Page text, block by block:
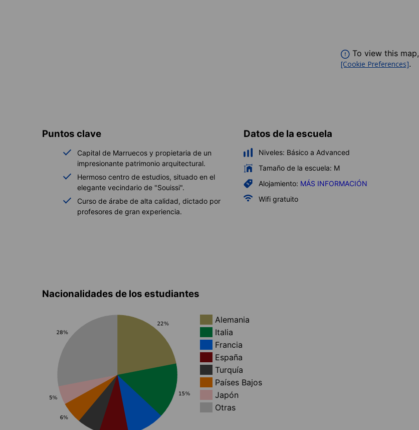
To view this map,
[Cookie Preferences].
Puntos clave
Capital de Marruecos y propietaria de un
impresionante patrimonio arquitectural.
Hermoso centro de estudios, situado en el
elegante vecindario de "Souissi".
Curso de árabe de alta calidad, dictado por
profesores de gran experiencia.
Datos de la escuela
Niveles: Básico a Advanced
Tamaño de la escuela: M
Alojamiento: MÁS INFORMACIÓN
Wifi gratuito
Nacionalidades de los estudiantes
Alemania
Italia
Francia
España
Turquía
Países Bajos
Japón
Otras